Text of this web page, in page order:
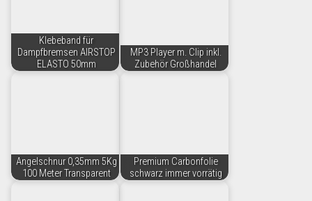
Klebeband für
Dampfbremsen AIRSTOP
ELASTO 50mm
MP3 Player m. Clip inkl.
Zubehör Großhandel
Angelschnur 0,35mm 5Kg
100 Meter Transparent
Premium Carbonfolie
schwarz immer vorrätig